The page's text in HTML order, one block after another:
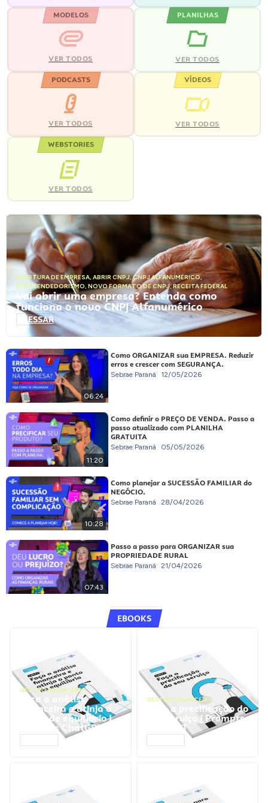
MODELOS
VER TODOS
PLANILHAS
VER TODOS
PODCASTS
VER TODOS
VÍDEOS
VER TODOS
WEBSTORIES
VER TODOS
ABERTURA DE EMPRESA, ABRIR CNPJ,CNPJ ALFANUMÉRICO,
EMPREENDEDORISMO, NOVO FORMATO DE CNPJ,RECEITA FEDERAL
Vai abrir uma empresa? Entenda como
funciona o novo CNPJ Alfanumérico
ACESSAR
06:24
Como ORGANIZAR sua EMPRESA. Reduzir
erros e crescer com SEGURANÇA.
Sebrae Paraná 12/05/2026
11:20
Como definir o PREÇO DE VENDA. Passo a
passo atualizado com PLANILHA
GRATUITA
Sebrae Paraná 05/05/2026
10:28
Como planejar a SUCESSÃO FAMILIAR do
NEGÓCIO.
Sebrae Paraná 28/04/2026
07:43
Passo a passo para ORGANIZAR sua
PROPRIEDADE RURAL
Sebrae Paraná 21/04/2026
EBOOKS
GESTÃO FINANCEIRA
Faça a análise
financeira e atinja o
ponto de equilíbrio |
Prompts ChatGPT
GESTÃO FINANCEIRA
Faça a precificação do
seu serviço | Prompts
ChatGPT